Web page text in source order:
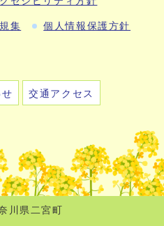
集 個人情報保護方針
交通アクセス
川県二宮町